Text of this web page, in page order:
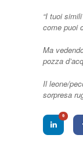
“I tuoi
come puoi
Ma
pozza
Il leone/
sorpresa
0